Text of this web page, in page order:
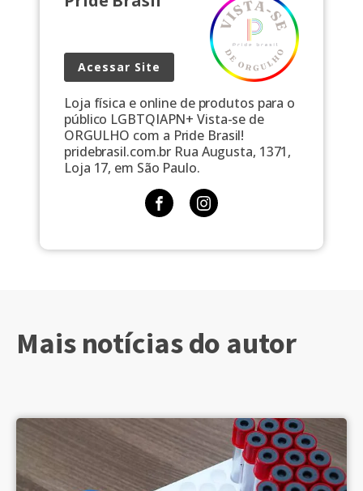
Acessar Site
Loja física e online de produtos para o
público LGBTQIAPN+ Vista-se de
ORGULHO com a Pride Brasil!
pridebrasil.com.br Rua Augusta, 1371,
Loja 17, em São Paulo.
Mais notícias do autor